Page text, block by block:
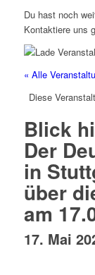
Du hast noch
Kontaktiere uns
« Alle
Diese
Blick
Der
in
über
am
17. Mai